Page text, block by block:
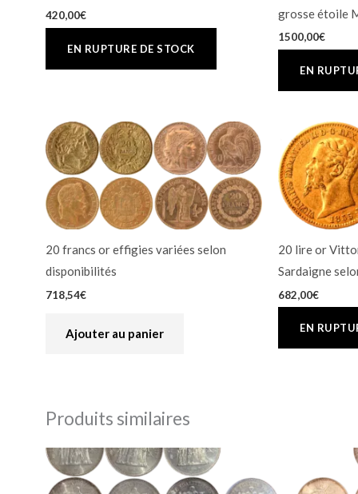
420,00€
grosse étoile
1500,00€
20 francs or effigies variées selon
disponibilités
718,54€
Ajouter au panier
20 lire or
Sardaigne
682,00€
Produits similaires